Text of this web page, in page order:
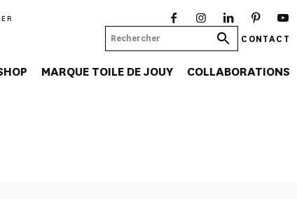
CONTACT
MARQUE TOILE DE JOUY COLLABORATIONS